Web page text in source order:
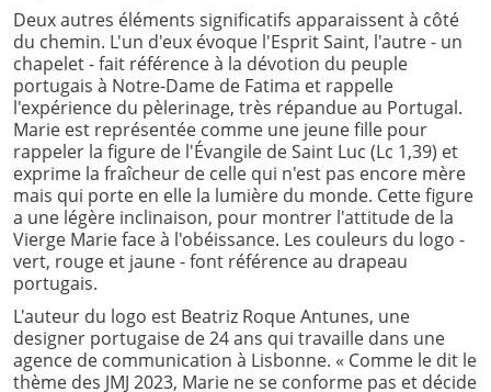
Deux autres éléments significatifs apparaissent à côté
du chemin. L'un d'eux évoque l'Esprit Saint, l'autre - un
chapelet - fait référence à la dévotion du peuple
portugais à Notre-Dame de Fatima et rappelle
l'expérience du pèlerinage, très répandue au Portugal.
Marie est représentée comme une jeune fille pour
rappeler la figure de l'Évangile de Saint Luc (Lc 1,39) et
exprime la fraîcheur de celle qui n'est pas encore mère
mais qui porte en elle la lumière du monde. Cette figure
a une légère inclinaison, pour montrer l'attitude de la
Vierge Marie face à l'obéissance. Les couleurs du logo -
vert, rouge et jaune - font référence au drapeau
portugais.
L'auteur du logo est Beatriz Roque Antunes, une
designer portugaise de 24 ans qui travaille dans une
agence de communication à Lisbonne. « Comme le dit le
thème des JMJ 2023, Marie ne se conforme pas et décide